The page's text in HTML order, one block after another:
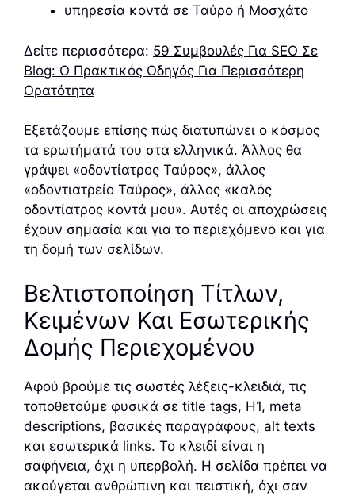
υπηρεσία κοντά σε Ταύρο ή Μοσχάτο
Δείτε περισσότερα: 59 Συμβουλές Για SEO Σε
Blog: Ο Πρακτικός Οδηγός Για Περισσότερη
Ορατότητα
Εξετάζουμε επίσης πώς διατυπώνει ο κόσμος
τα ερωτήματά του στα ελληνικά. Άλλος θα
γράψει «οδοντίατρος Ταύρος», άλλος
«οδοντιατρείο Ταύρος», άλλος «καλός
οδοντίατρος κοντά μου». Αυτές οι αποχρώσεις
έχουν σημασία και για το περιεχόμενο και για
τη δομή των σελίδων.
Βελτιστοποίηση Τίτλων,
Κειμένων Και Εσωτερικής
Δομής Περιεχομένου
Αφού βρούμε τις σωστές λέξεις-κλειδιά, τις
τοποθετούμε φυσικά σε title tags, H1, meta
descriptions, βασικές παραγράφους, alt texts
και εσωτερικά links. Το κλειδί είναι η
σαφήνεια, όχι η υπερβολή. Η σελίδα πρέπει να
ακούγεται ανθρώπινη και πειστική, όχι σαν